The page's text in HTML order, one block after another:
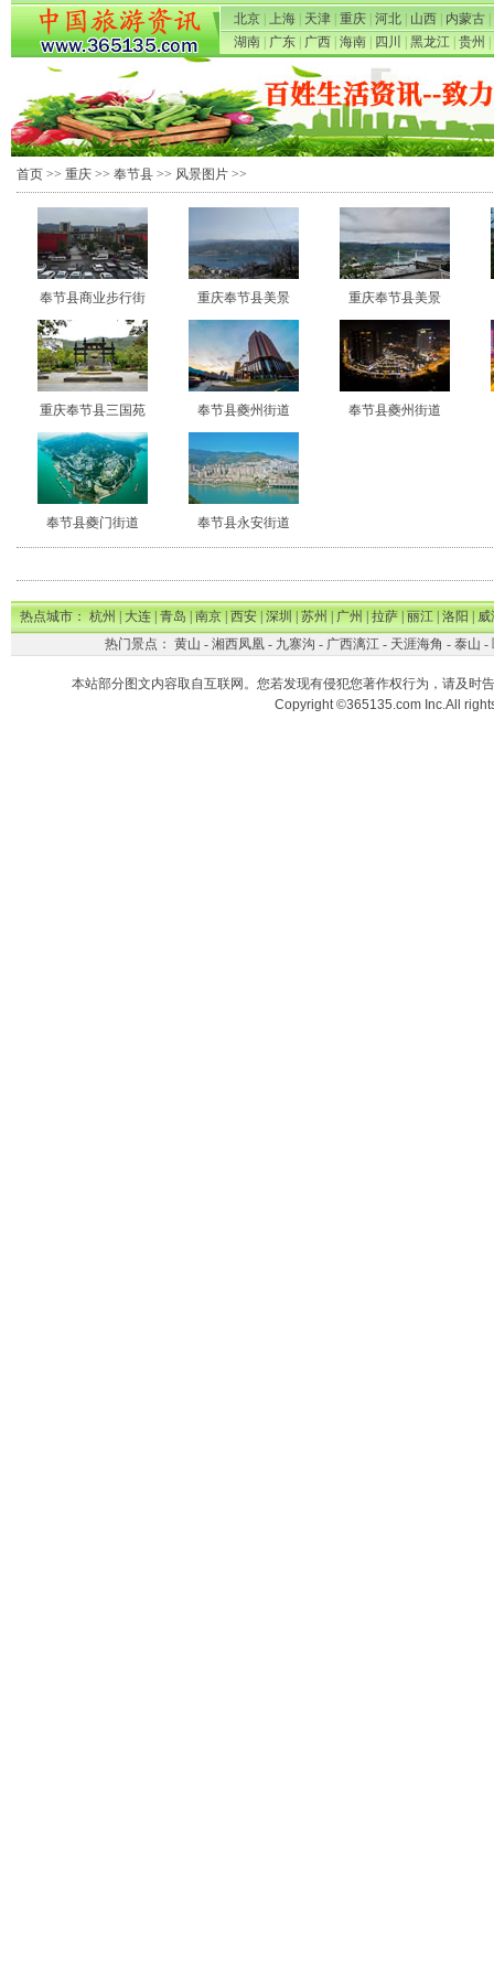
北京 上海 天津 重庆 河北 山西 内蒙古
湖南
广东 广西 海南 四川 黑龙江 贵州
首页 >> 重庆 >> 奉节县 >> 风景图片 >>
奉节县商业步行街 重庆奉节县美景 重庆奉节县美景
重庆奉节县三国苑 奉节县夔州街道 奉节县夔州街道
奉节县夔门街道 奉节县永安街道
热点城市：杭州|大连|青岛|南京|西安|深圳|苏州|广州|拉萨|丽江|洛阳|威
热门景点： 黄山 - 湘西凤凰- 九寨沟 - 广西漓江- 天涯海角 - 泰山 -
本站部分图文内容取自互联网。您若发现有侵犯您著作权行为，请及时
Copyright ©365135.com Inc.All